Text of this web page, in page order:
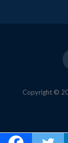
Copyright ©